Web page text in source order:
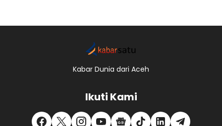
Kabar Dunia dari Aceh
Ikuti Kami